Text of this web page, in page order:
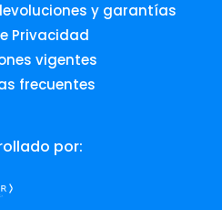
y garantías
Privacidad
vigentes
frecuentes
por: